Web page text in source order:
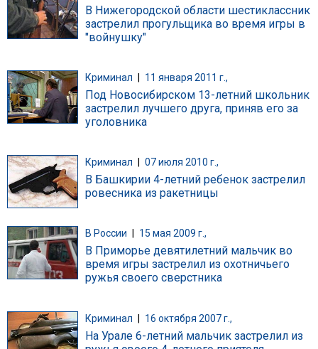
В Нижегородской области шестиклассник
застрелил прогульщика во время игры в
"войнушку"
Криминал 11 января 2011 г.,
Под Новосибирском 13-летний школьник
застрелил лучшего друга, приняв его за
уголовника
Криминал 07 июля 2010 г.,
В Башкирии 4-летний ребенок застрелил
ровесника из ракетницы
В России 15 мая 2009 г.,
В Приморье девятилетний мальчик во
время игры застрелил из охотничьего
ружья своего сверстника
Криминал | 16 октября 2007 г.,
На Урале 6-летний мальчик застрелил из